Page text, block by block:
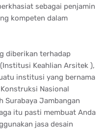
sebagai penjamin
kompeten dalam
diberikan terhadap
Keahlian Arsitek ),
institusi yang bernama
Nasional
Surabaya Jambangan
itu pasti membuat Anda
jasa desain